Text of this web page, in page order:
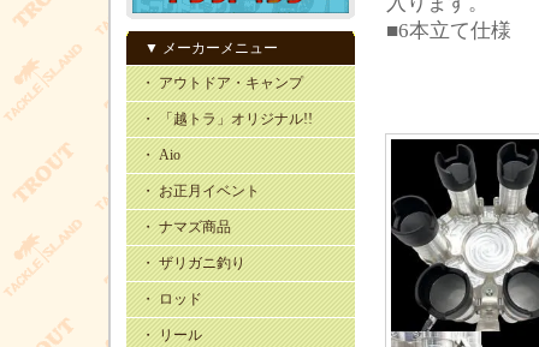
▼ メーカーメニュー
・ アウトドア・キャンプ
・ 「越トラ」オリジナル!!
・ Aio
・ お正月イベント
・ ナマズ商品
・ ザリガニ釣り
・ ロッド
・ リール
■6本立て仕様